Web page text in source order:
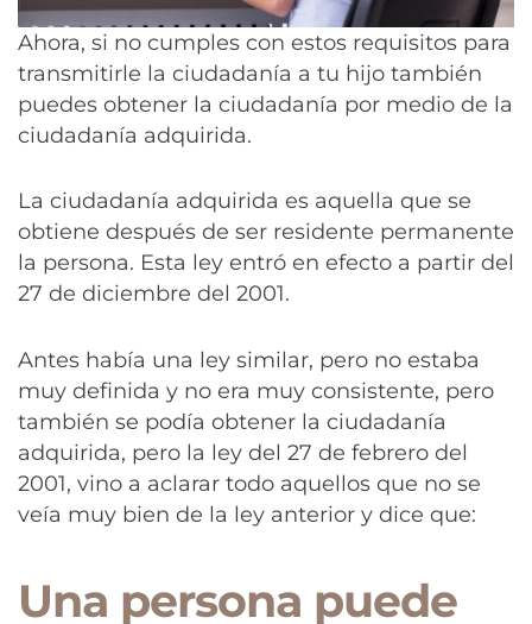
Ahora, si no cumples con estos requisitos para
transmitirle la ciudadanía a tu hijo también
puedes obtener la ciudadanía por medio de la
ciudadanía adquirida.
La ciudadanía adquirida es aquella que se
obtiene después de ser residente permanente
la persona. Esta ley entró en efecto a partir del
27 de diciembre del 2001.
Antes había una ley similar, pero no estaba
muy definida y no era muy consistente, pero
también se podía obtener la ciudadanía
adquirida, pero la ley del 27 de febrero del
2001, vino a aclarar todo aquellos que no se
veía muy bien de la ley anterior y dice que:
Una persona puede